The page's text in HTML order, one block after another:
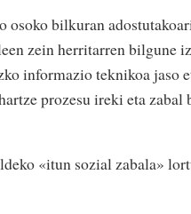
bilkuran
zein herritarren bilgune
informazio teknikoa jaso
prozesu ireki eta zabal
«itun sozial zabala»